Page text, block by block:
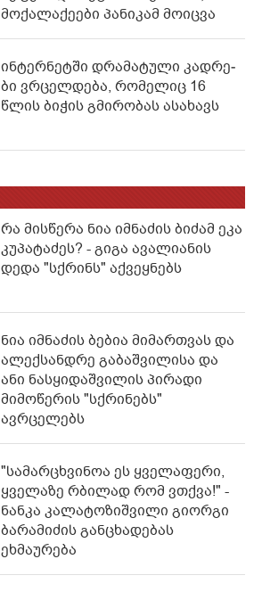
მოქალაქეები პანიკამ მოიცვა
ინ­ტერ­ნეტ­ში დრა­მა­ტუ­ლი კად­რე­
ბი ვრცელდება, რომელიც 16
წლის ბიჭის გმირობას ასახავს
რა მისწერა ნია იმნაძის ბიძამ ეკა
კუპატაძეს? - გიგა ავალიანის
დედა "სქრინს" აქვეყნებს
ნია იმნაძის ბებია მიმართვას და
ალექსანდრე გაბაშვილისა და
ანი ნასყიდაშვილის პირადი
მიმოწერის "სქრინებს"
ავრცელებს
"სა­მარ­ცხვი­ნოა ეს ყვე­ლა­ფე­რი,
ყვე­ლა­ზე რბი­ლად რომ ვთქვა!" -
ნანკა კალატოზიშვილი გიორგი
ბარამიძის განცხადებას
ეხმაურება